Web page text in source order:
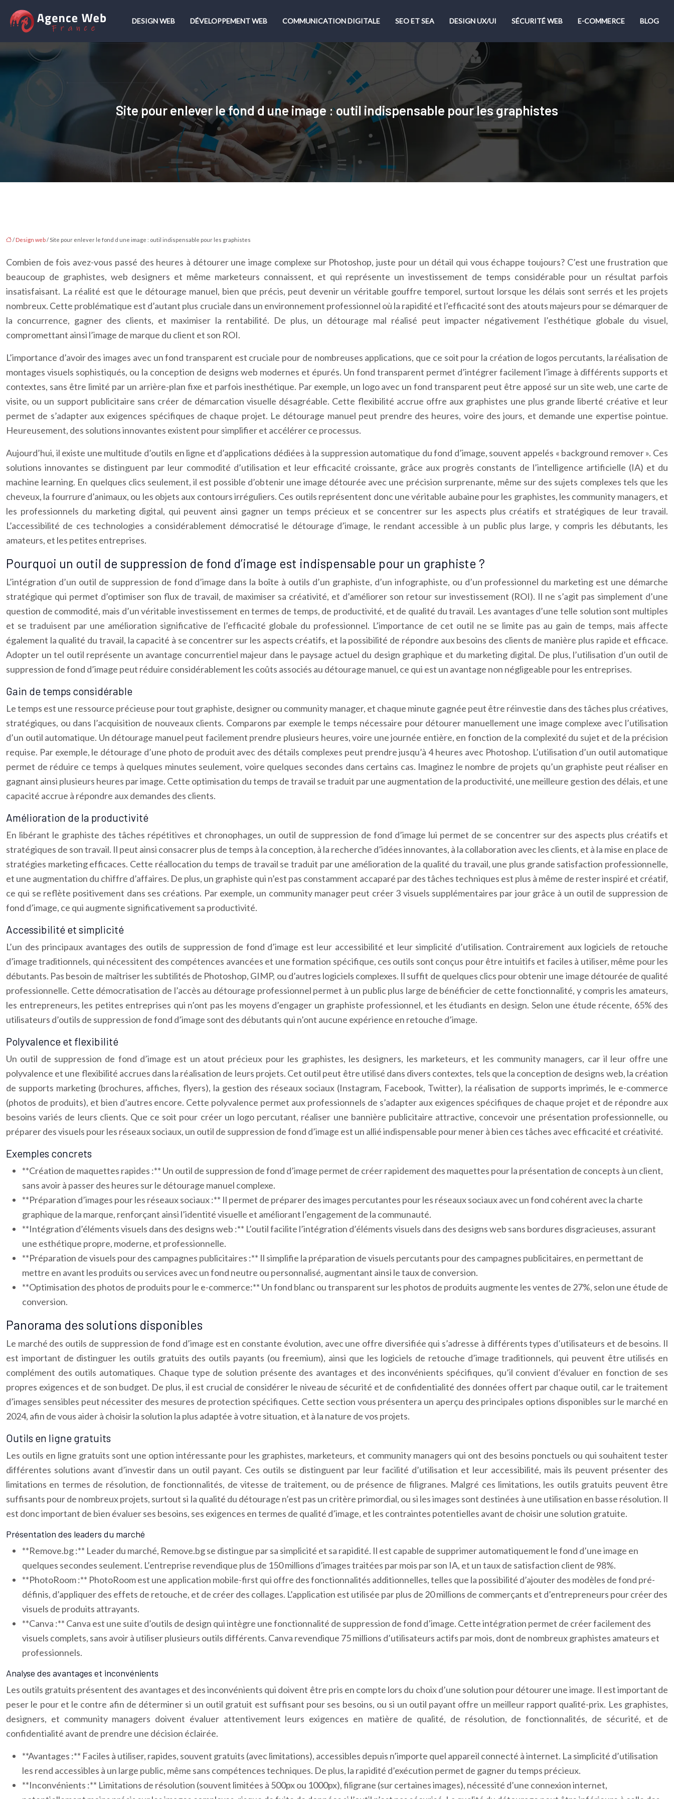
DESIGN WEB DÉVELOPPEMENT WEB COMMUNICATION DIGITALE SEO ET SEA DESIGN UX/UI SÉCURITÉ WEB E-COMMERCE BLOG
Site pour enlever le fond d une image : outil indispensable pour les graphistes
/ Design web/ Site pour enlever le fond d une image : outil indispensable pour les graphistes
Combien de fois avez-vous passé des heures à détourer une image complexe sur Photoshop, juste pour un détail qui vous échappe toujours? C’est une frustration que
beaucoup de graphistes, web designers et même marketeurs connaissent, et qui représente un investissement de temps considérable pour un résultat parfois
insatisfaisant. La réalité est que le détourage manuel, bien que précis, peut devenir un véritable gouffre temporel, surtout lorsque les délais sont serrés et les projets
nombreux. Cette problématique est d’autant plus cruciale dans un environnement professionnel où la rapidité et l’efficacité sont des atouts majeurs pour se démarquer de
la concurrence, gagner des clients, et maximiser la rentabilité. De plus, un détourage mal réalisé peut impacter négativement l’esthétique globale du visuel,
compromettant ainsi l’image de marque du client et son ROI.
L’importance d’avoir des images avec un fond transparent est cruciale pour de nombreuses applications, que ce soit pour la création de logos percutants, la réalisation de
montages visuels sophistiqués, ou la conception de designs web modernes et épurés. Un fond transparent permet d’intégrer facilement l’image à différents supports et
contextes, sans être limité par un arrière-plan fixe et parfois inesthétique. Par exemple, un logo avec un fond transparent peut être apposé sur un site web, une carte de
visite, ou un support publicitaire sans créer de démarcation visuelle désagréable. Cette flexibilité accrue offre aux graphistes une plus grande liberté créative et leur
permet de s’adapter aux exigences spécifiques de chaque projet. Le détourage manuel peut prendre des heures, voire des jours, et demande une expertise pointue.
Heureusement, des solutions innovantes existent pour simplifier et accélérer ce processus.
Aujourd’hui, il existe une multitude d’outils en ligne et d’applications dédiées à la suppression automatique du fond d’image, souvent appelés « background remover ». Ces
solutions innovantes se distinguent par leur commodité d’utilisation et leur efficacité croissante, grâce aux progrès constants de l’intelligence artificielle (IA) et du
machine learning. En quelques clics seulement, il est possible d’obtenir une image détourée avec une précision surprenante, même sur des sujets complexes tels que les
cheveux, la fourrure d’animaux, ou les objets aux contours irréguliers. Ces outils représentent donc une véritable aubaine pour les graphistes, les community managers, et
les professionnels du marketing digital, qui peuvent ainsi gagner un temps précieux et se concentrer sur les aspects plus créatifs et stratégiques de leur travail.
L’accessibilité de ces technologies a considérablement démocratisé le détourage d’image, le rendant accessible à un public plus large, y compris les débutants, les
amateurs, et les petites entreprises.
Pourquoi un outil de suppression de fond d’image est indispensable pour un graphiste ?
L’intégration d’un outil de suppression de fond d’image dans la boîte à outils d’un graphiste, d’un infographiste, ou d’un professionnel du marketing est une démarche
stratégique qui permet d’optimiser son flux de travail, de maximiser sa créativité, et d’améliorer son retour sur investissement (ROI). Il ne s’agit pas simplement d’une
question de commodité, mais d’un véritable investissement en termes de temps, de productivité, et de qualité du travail. Les avantages d’une telle solution sont multiples
et se traduisent par une amélioration significative de l’efficacité globale du professionnel. L’importance de cet outil ne se limite pas au gain de temps, mais affecte
également la qualité du travail, la capacité à se concentrer sur les aspects créatifs, et la possibilité de répondre aux besoins des clients de manière plus rapide et efficace.
Adopter un tel outil représente un avantage concurrentiel majeur dans le paysage actuel du design graphique et du marketing digital. De plus, l’utilisation d’un outil de
suppression de fond d’image peut réduire considérablement les coûts associés au détourage manuel, ce qui est un avantage non négligeable pour les entreprises.
Gain de temps considérable
Le temps est une ressource précieuse pour tout graphiste, designer ou community manager, et chaque minute gagnée peut être réinvestie dans des tâches plus créatives,
stratégiques, ou dans l’acquisition de nouveaux clients. Comparons par exemple le temps nécessaire pour détourer manuellement une image complexe avec l’utilisation
d’un outil automatique. Un détourage manuel peut facilement prendre plusieurs heures, voire une journée entière, en fonction de la complexité du sujet et de la précision
requise. Par exemple, le détourage d’une photo de produit avec des détails complexes peut prendre jusqu’à 4 heures avec Photoshop. L’utilisation d’un outil automatique
permet de réduire ce temps à quelques minutes seulement, voire quelques secondes dans certains cas. Imaginez le nombre de projets qu’un graphiste peut réaliser en
gagnant ainsi plusieurs heures par image. Cette optimisation du temps de travail se traduit par une augmentation de la productivité, une meilleure gestion des délais, et une
capacité accrue à répondre aux demandes des clients.
Amélioration de la productivité
En libérant le graphiste des tâches répétitives et chronophages, un outil de suppression de fond d’image lui permet de se concentrer sur des aspects plus créatifs et
stratégiques de son travail. Il peut ainsi consacrer plus de temps à la conception, à la recherche d’idées innovantes, à la collaboration avec les clients, et à la mise en place de
stratégies marketing efficaces. Cette réallocation du temps de travail se traduit par une amélioration de la qualité du travail, une plus grande satisfaction professionnelle,
et une augmentation du chiffre d’affaires. De plus, un graphiste qui n’est pas constamment accaparé par des tâches techniques est plus à même de rester inspiré et créatif,
ce qui se reflète positivement dans ses créations. Par exemple, un community manager peut créer 3 visuels supplémentaires par jour grâce à un outil de suppression de
fond d’image, ce qui augmente significativement sa productivité.
Accessibilité et simplicité
L’un des principaux avantages des outils de suppression de fond d’image est leur accessibilité et leur simplicité d’utilisation. Contrairement aux logiciels de retouche
d’image traditionnels, qui nécessitent des compétences avancées et une formation spécifique, ces outils sont conçus pour être intuitifs et faciles à utiliser, même pour les
débutants. Pas besoin de maîtriser les subtilités de Photoshop, GIMP, ou d’autres logiciels complexes. Il suffit de quelques clics pour obtenir une image détourée de qualité
professionnelle. Cette démocratisation de l’accès au détourage professionnel permet à un public plus large de bénéficier de cette fonctionnalité, y compris les amateurs,
les entrepreneurs, les petites entreprises qui n’ont pas les moyens d’engager un graphiste professionnel, et les étudiants en design. Selon une étude récente, 65% des
utilisateurs d’outils de suppression de fond d’image sont des débutants qui n’ont aucune expérience en retouche d’image.
Polyvalence et flexibilité
Un outil de suppression de fond d’image est un atout précieux pour les graphistes, les designers, les marketeurs, et les community managers, car il leur offre une
polyvalence et une flexibilité accrues dans la réalisation de leurs projets. Cet outil peut être utilisé dans divers contextes, tels que la conception de designs web, la création
de supports marketing (brochures, affiches, flyers), la gestion des réseaux sociaux (Instagram, Facebook, Twitter), la réalisation de supports imprimés, le e-commerce
(photos de produits), et bien d’autres encore. Cette polyvalence permet aux professionnels de s’adapter aux exigences spécifiques de chaque projet et de répondre aux
besoins variés de leurs clients. Que ce soit pour créer un logo percutant, réaliser une bannière publicitaire attractive, concevoir une présentation professionnelle, ou
préparer des visuels pour les réseaux sociaux, un outil de suppression de fond d’image est un allié indispensable pour mener à bien ces tâches avec efficacité et créativité.
Exemples concrets
**Création de maquettes rapides :** Un outil de suppression de fond d’image permet de créer rapidement des maquettes pour la présentation de concepts à un client,
sans avoir à passer des heures sur le détourage manuel complexe.
**Préparation d’images pour les réseaux sociaux :** Il permet de préparer des images percutantes pour les réseaux sociaux avec un fond cohérent avec la charte
graphique de la marque, renforçant ainsi l’identité visuelle et améliorant l’engagement de la communauté.
**Intégration d’éléments visuels dans des designs web :** L’outil facilite l’intégration d’éléments visuels dans des designs web sans bordures disgracieuses, assurant
une esthétique propre, moderne, et professionnelle.
**Préparation de visuels pour des campagnes publicitaires :** Il simplifie la préparation de visuels percutants pour des campagnes publicitaires, en permettant de
mettre en avant les produits ou services avec un fond neutre ou personnalisé, augmentant ainsi le taux de conversion.
**Optimisation des photos de produits pour le e-commerce:** Un fond blanc ou transparent sur les photos de produits augmente les ventes de 27%, selon une étude de
conversion.
Panorama des solutions disponibles
Le marché des outils de suppression de fond d’image est en constante évolution, avec une offre diversifiée qui s’adresse à différents types d’utilisateurs et de besoins. Il
est important de distinguer les outils gratuits des outils payants (ou freemium), ainsi que les logiciels de retouche d’image traditionnels, qui peuvent être utilisés en
complément des outils automatiques. Chaque type de solution présente des avantages et des inconvénients spécifiques, qu’il convient d’évaluer en fonction de ses
propres exigences et de son budget. De plus, il est crucial de considérer le niveau de sécurité et de confidentialité des données offert par chaque outil, car le traitement
d’images sensibles peut nécessiter des mesures de protection spécifiques. Cette section vous présentera un aperçu des principales options disponibles sur le marché en
2024, afin de vous aider à choisir la solution la plus adaptée à votre situation, et à la nature de vos projets.
Outils en ligne gratuits
Les outils en ligne gratuits sont une option intéressante pour les graphistes, marketeurs, et community managers qui ont des besoins ponctuels ou qui souhaitent tester
différentes solutions avant d’investir dans un outil payant. Ces outils se distinguent par leur facilité d’utilisation et leur accessibilité, mais ils peuvent présenter des
limitations en termes de résolution, de fonctionnalités, de vitesse de traitement, ou de présence de filigranes. Malgré ces limitations, les outils gratuits peuvent être
suffisants pour de nombreux projets, surtout si la qualité du détourage n’est pas un critère primordial, ou si les images sont destinées à une utilisation en basse résolution. Il
est donc important de bien évaluer ses besoins, ses exigences en termes de qualité d’image, et les contraintes potentielles avant de choisir une solution gratuite.
Présentation des leaders du marché
**Remove.bg :** Leader du marché, Remove.bg se distingue par sa simplicité et sa rapidité. Il est capable de supprimer automatiquement le fond d’une image en
quelques secondes seulement. L’entreprise revendique plus de 150 millions d’images traitées par mois par son IA, et un taux de satisfaction client de 98%.
**PhotoRoom :** PhotoRoom est une application mobile-first qui offre des fonctionnalités additionnelles, telles que la possibilité d’ajouter des modèles de fond pré-
définis, d’appliquer des effets de retouche, et de créer des collages. L’application est utilisée par plus de 20 millions de commerçants et d’entrepreneurs pour créer des
visuels de produits attrayants.
**Canva :** Canva est une suite d’outils de design qui intègre une fonctionnalité de suppression de fond d’image. Cette intégration permet de créer facilement des
visuels complets, sans avoir à utiliser plusieurs outils différents. Canva revendique 75 millions d’utilisateurs actifs par mois, dont de nombreux graphistes amateurs et
professionnels.
Analyse des avantages et inconvénients
Les outils gratuits présentent des avantages et des inconvénients qui doivent être pris en compte lors du choix d’une solution pour détourer une image. Il est important de
peser le pour et le contre afin de déterminer si un outil gratuit est suffisant pour ses besoins, ou si un outil payant offre un meilleur rapport qualité-prix. Les graphistes,
designers, et community managers doivent évaluer attentivement leurs exigences en matière de qualité, de résolution, de fonctionnalités, de sécurité, et de
confidentialité avant de prendre une décision éclairée.
**Avantages :** Faciles à utiliser, rapides, souvent gratuits (avec limitations), accessibles depuis n’importe quel appareil connecté à internet. La simplicité d’utilisation
les rend accessibles à un large public, même sans compétences techniques. De plus, la rapidité d’exécution permet de gagner du temps précieux.
**Inconvénients :** Limitations de résolution (souvent limitées à 500px ou 1000px), filigrane (sur certaines images), nécessité d’une connexion internet,